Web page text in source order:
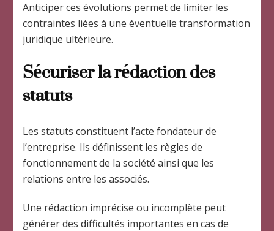
Anticiper ces évolutions permet de limiter les
contraintes liées à une éventuelle transformation
juridique ultérieure.
Sécuriser la rédaction des
statuts
Les statuts constituent l’acte fondateur de
l’entreprise. Ils définissent les règles de
fonctionnement de la société ainsi que les
relations entre les associés.
Une rédaction imprécise ou incomplète peut
générer des difficultés importantes en cas de